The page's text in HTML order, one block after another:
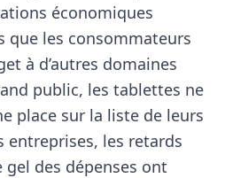
économiques
que les consommateurs
à d’autres domaines
public, les tablettes ne
place sur la liste de leurs
entreprises, les retards
des dépenses ont